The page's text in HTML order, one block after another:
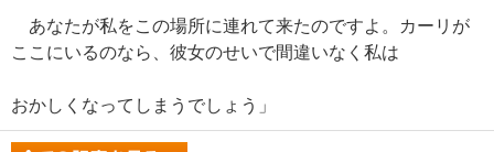
あなたが私をこの場所に連れて来たのですよ。カーリが
ここにいるのなら、彼女のせいで間違いなく私は
おかしくなってしまうでしょう」